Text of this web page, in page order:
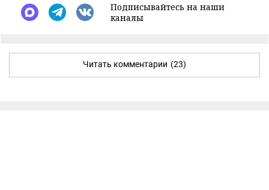
Подписывайтесь на наши
каналы
Читать комментарии (23)